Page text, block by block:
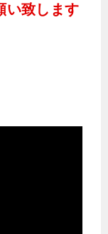
い致します